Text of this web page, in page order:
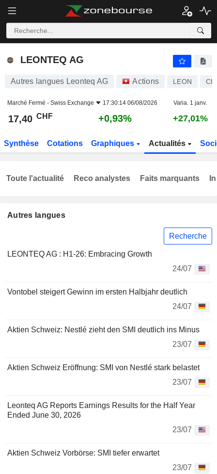
LEONTEQ AG
LEONTEQ AG
Autres langues Leonteq AG Actions LEON
Marché Fermé - Swiss Exchange 17:30:14 06/08/2026 Varia. 1 janv.
17,40 CHF +0,93% +27,01%
Synthèse Cotations Graphiques Actualités
Autres langues
Recherche
LEONTEQ AG : H1-26: Embracing Growth
24/07
Vontobel steigert Gewinn im ersten Halbjahr deutlich
24/07
Aktien Schweiz: Nestlé zieht den SMI deutlich ins Minus
23/07
Aktien Schweiz Eröffnung: SMI von Nestlé stark belastet
23/07
Leonteq AG Reports Earnings Results for the Half Year
Ended June 30, 2026
23/07
Aktien Schweiz Vorbörse: SMI tiefer erwartet
23/07
Toute l'actualité Reco analystes Faits marquants